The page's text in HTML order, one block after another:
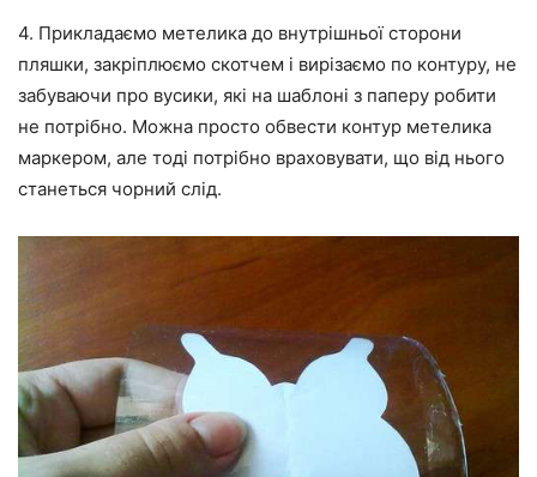
4. Прикладаємо метелика до внутрішньої сторони
пляшки, закріплюємо скотчем і вирізаємо по контуру, не
забуваючи про вусики, які на шаблоні з паперу робити
не потрібно. Можна просто обвести контур метелика
маркером, але тоді потрібно враховувати, що від нього
станеться чорний слід.